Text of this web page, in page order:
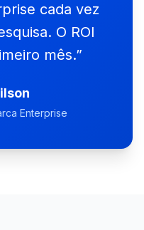
cada vez
O ROI
mês.”
Enterprise